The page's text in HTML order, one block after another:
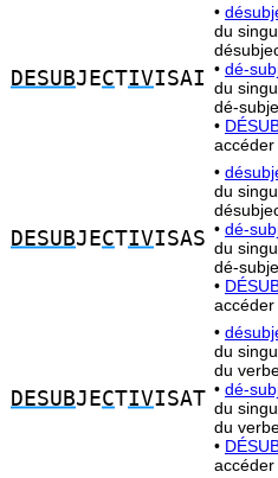
DESUBJECTIVISAI
•
du
• dé-
du
dé-
•
accéder
DESUBJECTIVISAS
•
du
• dé-
du
dé-
•
accéder
DESUBJECTIVISAT
•
du
du
• dé-
du
du
•
accéder